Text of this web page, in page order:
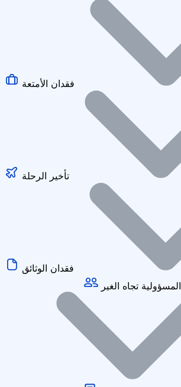
المسؤولية تجاه الغير